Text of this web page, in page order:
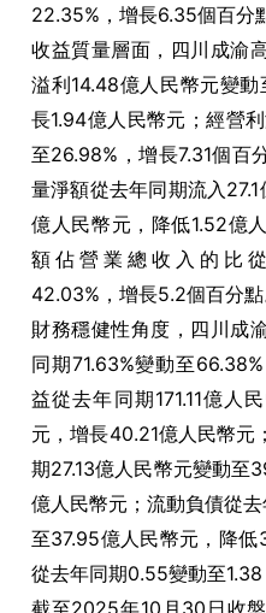
22.35%，增長6.35個百分
收益質量層面，四川成渝
溢利14.48億人民幣元變
長1.94億人民幣元；經營
至26.98%，增長7.31個百
量淨額從去年同期流入
億人民幣元，降低1.52億
額佔營業總收入的比
42.03%，增長5.2個百分點
財務穩健性角度，四川成
同期71.63%變動至
益從去年同期171.11億人
元，增長40.21億人民幣元
期27.13億人民幣元變動至
億人民幣元；流動負債從
至37.95億人民幣元，降
從去年同期0.55變動至1.38
截至2025年10月30日收